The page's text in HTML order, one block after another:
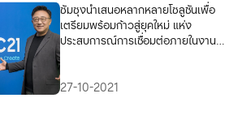
ซัมซุงนำเสนอหลากหลายโซลูชันเพื่อ
เตรียมพร้อมก้าวสู่ยุคใหม่ แห่ง
ประสบการณ์การเชื่อมต่อภายในงาน
27-10-2021